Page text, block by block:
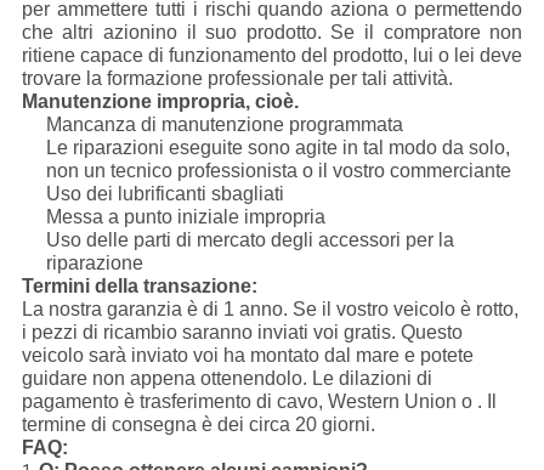
per ammettere tutti i rischi quando aziona o permettendo
che altri azionino il suo prodotto. Se il compratore non
ritiene capace di funzionamento del prodotto, lui o lei deve
trovare la formazione professionale per tali attività.
Manutenzione impropria, cioè.
Mancanza di manutenzione programmata
Le riparazioni eseguite sono agite in tal modo da solo,
non un tecnico professionista o il vostro commerciante
Uso dei lubrificanti sbagliati
Messa a punto iniziale impropria
Uso delle parti di mercato degli accessori per la
riparazione
Termini della transazione:
La nostra garanzia è di 1 anno. Se il vostro veicolo è rotto,
i pezzi di ricambio saranno inviati voi gratis. Questo
veicolo sarà inviato voi ha montato dal mare e potete
guidare non appena ottenendolo. Le dilazioni di
pagamento è trasferimento di cavo, Western Union o . Il
termine di consegna è dei circa 20 giorni.
FAQ: